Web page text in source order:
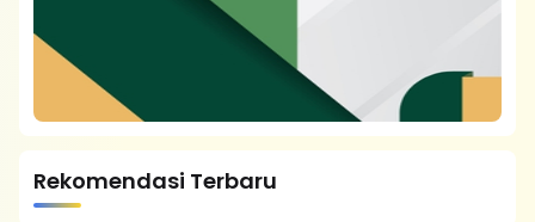
Rekomendasi Terbaru